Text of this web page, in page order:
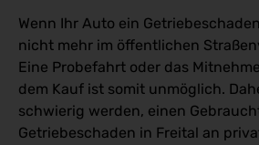
Wenn Ihr Auto ein
nicht mehr im öffentlichen
Eine Probefahrt oder das
dem Kauf ist somit unmöglich.
schwierig werden, einen
Getriebeschaden in Freital an